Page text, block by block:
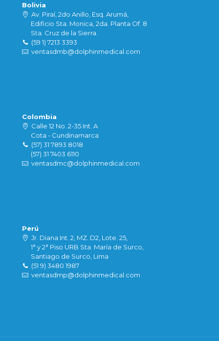
Bolivia
Av. Piraí, 2do Anillo, Esq. Arumá,
Edificio Sta. Monica, 2da. Planta Of. 8
Sta. Cruz de la Sierra.
(59 1) 7213 3393
ventasdmb@dolphinmedical.com
Colombia
Calle 12 No. 2-35 Int. A
Cota - Cundinamarca
(57) 31 7893 8018
(57) 31 7403 6110
ventasdmc@dolphinmedical.com
Perú
Jr. Diana Int. 2, MZ. D2, Lote. 25,
1° y 2° Piso URB Sta. María de Surco,
Santiago de Surco, Lima
(51 9) 3480 1987
ventasdmp@dolphinmedical.com